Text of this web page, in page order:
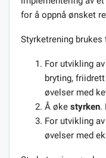
for å oppnå ønsket
Styrketrening
For utvikling av
bryting,
øvelser med
Å øke styrken.
For utvikling av
øvelser med